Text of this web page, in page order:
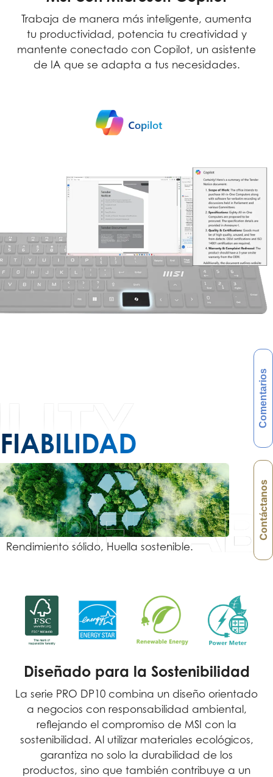
Trabaja de manera más inteligente, aumenta
tu productividad, potencia tu creatividad y
mantente conectado con Copilot, un asistente
de IA que se adapta a tus necesidades.
FIABILIDAD
Rendimiento sólido, Huella sostenible.
Diseñado para la Sostenibilidad
La serie PRO DP10 combina un diseño orientado
a negocios con responsabilidad ambiental,
reflejando el compromiso de MSI con la
sostenibilidad. Al utilizar materiales ecológicos,
garantiza no solo la durabilidad de los
productos, sino que también contribuye a un
Comentarios
Contáctanos